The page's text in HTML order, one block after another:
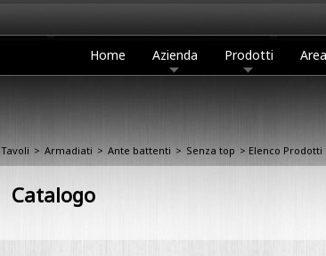
Home Azienda Prodotti
Tavoli > Armadiati > Ante battenti > Senza top > Elenco Prodotti
Catalogo